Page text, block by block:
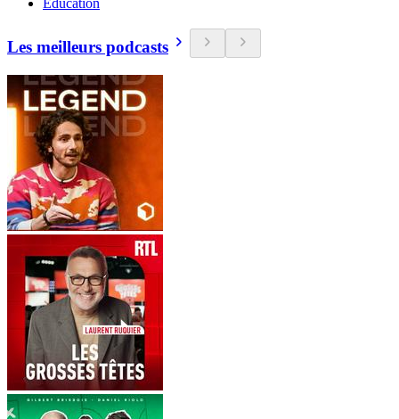
Education
Les meilleurs podcasts